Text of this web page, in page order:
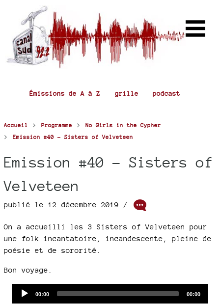
Émissions de A à Z grille podcast
Accueil > Programme > No Girls in the Cypher
> Emission #40 - Sisters of Velveteen
Emission #40 - Sisters of
Velveteen
publié le 12 décembre 2019 /
On a accueilli les 3 Sisters of Velveteen pour
une folk incantatoire, incandescente, pleine de
poésie et de sororité.
Bon voyage.
Current
00:00
Total
00:00